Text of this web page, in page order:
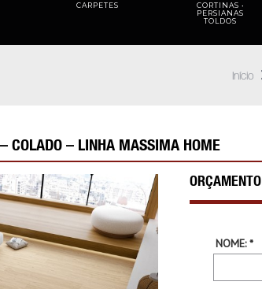
CARPETES
CORTINAS •
PERSIANAS
TOLDOS
Início
COLADO – LINHA MASSIMA HOME
ORÇAMENTO
NOME: *